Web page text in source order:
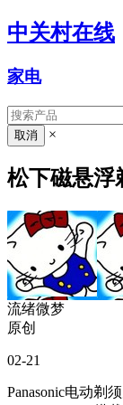
中关村在线
家电
×
松下磁悬浮
流绪微梦
原创
02-21
Panasonic电动剃